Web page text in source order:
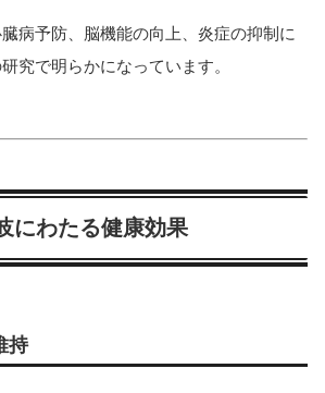
病予防、脳機能の向上、炎症の抑制に
究で明らかになっています。
にわたる健康効果
持